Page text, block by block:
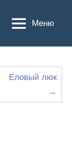
Меню
Еловый люк
→